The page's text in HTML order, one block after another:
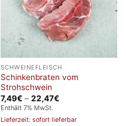
SCHWEINEFLEISCH
Schinkenbraten vom
Strohschwein
7,49€ – 22,47€Preisspanne:
22,47€
Enthält 7% MwSt.
Lieferzeit: sofort lieferbar